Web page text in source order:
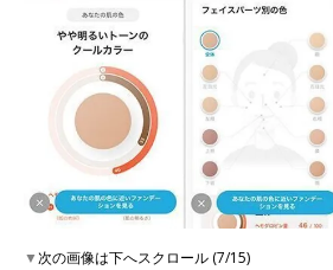
▼次の画像は下へスクロール (7/15)